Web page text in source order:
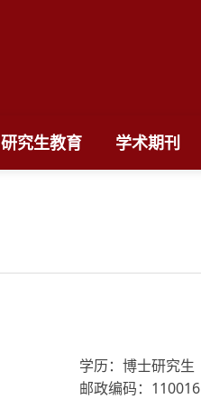
研究生教育 学术期刊
学历：博士研究生
邮政编码：110016